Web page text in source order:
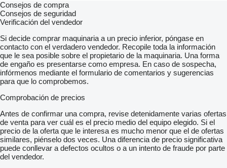
Consejos de compra
Consejos de seguridad
Verificación del vendedor
Si decide comprar maquinaria a un precio inferior, póngase en
contacto con el verdadero vendedor. Recopile toda la información
que le sea posible sobre el propietario de la maquinaria. Una forma
de engaño es presentarse como empresa. En caso de sospecha,
infórmenos mediante el formulario de comentarios y sugerencias
para que lo comprobemos.
Comprobación de precios
Antes de confirmar una compra, revise detenidamente varias ofertas
de venta para ver cuál es el precio medio del equipo elegido. Si el
precio de la oferta que le interesa es mucho menor que el de ofertas
similares, piénselo dos veces. Una diferencia de precio significativa
puede conllevar a defectos ocultos o a un intento de fraude por parte
del vendedor.